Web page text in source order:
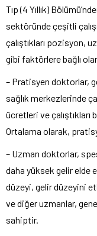
Tıp (4 Yıllık)
sektöründe çeşitli
çalıştıkları pozisyon,
gibi faktörlere bağlı
– Pratisyen doktorlar,
sağlık merkezlerinde
ücretleri ve çalıştıkları
Ortalama olarak,
– Uzman doktorlar,
daha yüksek gelir elde
düzeyi, gelir düzeyini
ve diğer uzmanlar,
sahiptir.